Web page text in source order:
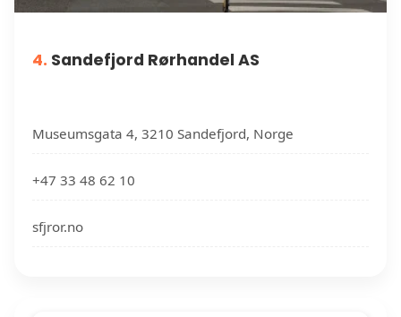
4. Sandefjord Rørhandel AS
Museumsgata 4, 3210 Sandefjord, Norge
+47 33 48 62 10
sfjror.no